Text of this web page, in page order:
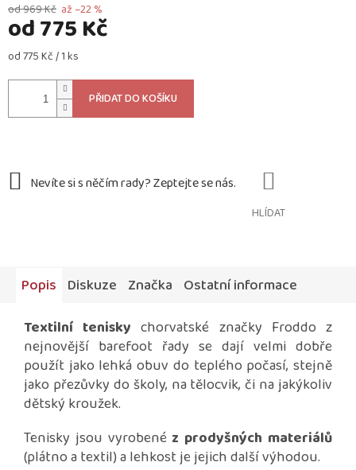
od 969 Kč až –22 %
od775 Kč
Měrná
od 775 Kč / 1 ks
PŘIDAT DO KOŠÍKU
HLÍDAT
Popis Diskuze Značka Ostatní informace
Textilní tenisky chorvatské značky Froddo z
nejnovější barefoot řady se dají velmi dobře
použít jako lehká obuv do teplého počasí, stejně
jako přezůvky do školy, na tělocvik, či na jakýkoliv
dětský kroužek.
Tenisky jsou vyrobené z prodyšných materiálů
(plátno a textil) a lehkost je jejich další výhodou.